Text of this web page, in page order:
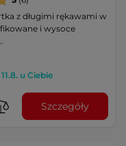
z długimi rękawami w
i wysoce
u Ciebie
Szczegóły